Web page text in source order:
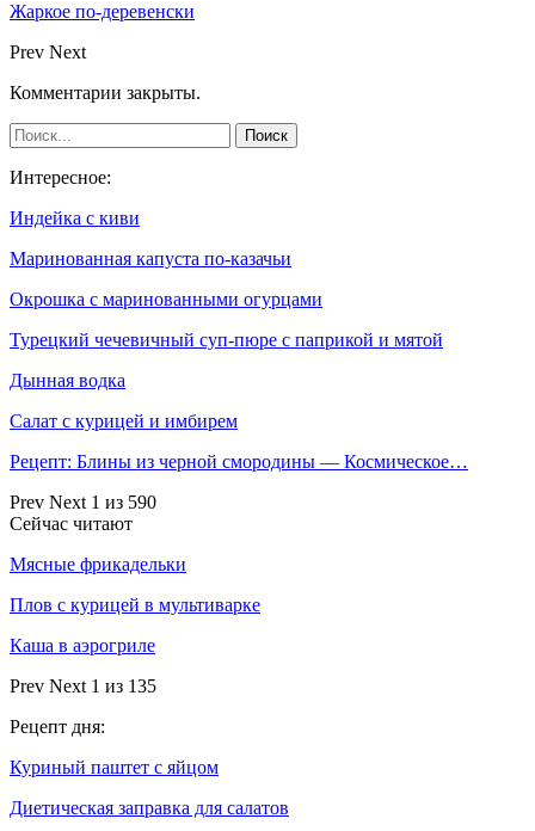
Жаркое по-деревенски
Prev Next
Комментарии закрыты.
Интересное:
Индейка с киви
Маринованная капуста по-казачьи
Окрошка с маринованными огурцами
Турецкий чечевичный суп-пюре с паприкой и мятой
Дынная водка
Салат с курицей и имбирем
Рецепт: Блины из черной смородины — Космическое…
Prev Next 1 из 590
Сейчас читают
Мясные фрикадельки
Плов с курицей в мультиварке
Каша в аэрогриле
Prev Next 1 из 135
Рецепт дня:
Куриный паштет с яйцом
Диетическая заправка для салатов